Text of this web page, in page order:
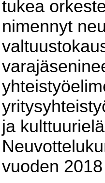
tukea
nimennyt
ja
vuoden